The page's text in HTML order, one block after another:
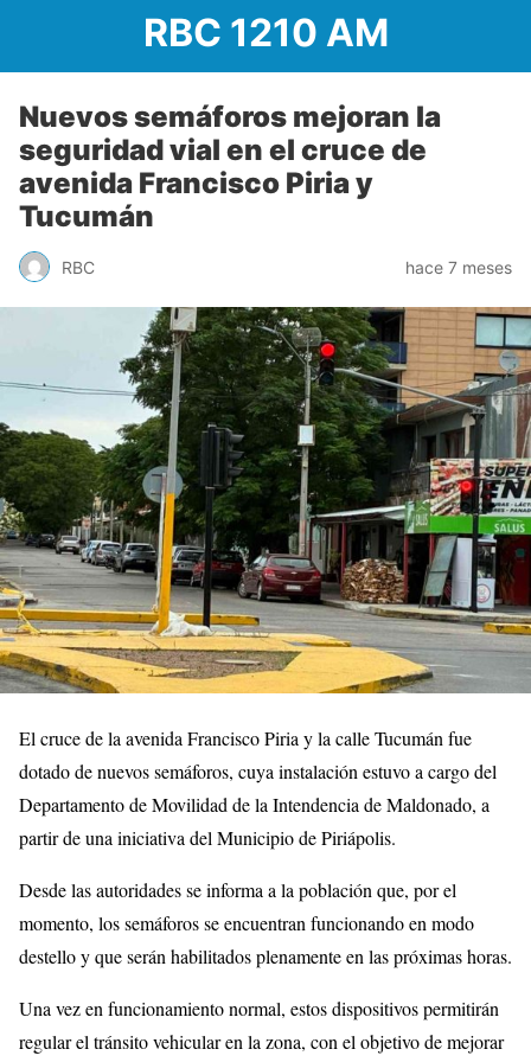
RBC 1210 AM
Nuevos semáforos mejoran la
seguridad vial en el cruce de
avenida Francisco Piria y
Tucumán
RBC hace 7 meses
El cruce de la avenida Francisco Piria y la calle Tucumán fue
dotado de nuevos semáforos, cuya instalación estuvo a cargo del
Departamento de Movilidad de la Intendencia de Maldonado, a
partir de una iniciativa del Municipio de Piriápolis.
Desde las autoridades se informa a la población que, por el
momento, los semáforos se encuentran funcionando en modo
destello y que serán habilitados plenamente en las próximas horas.
Una vez en funcionamiento normal, estos dispositivos permitirán
regular el tránsito vehicular en la zona, con el objetivo de mejorar